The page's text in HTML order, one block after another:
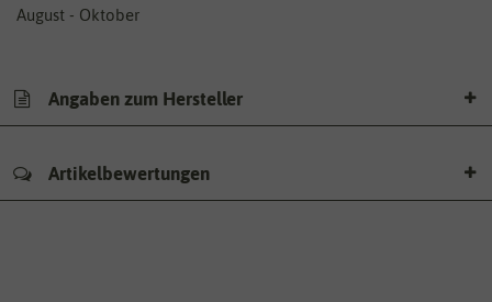
August - Oktober
Angaben zum Hersteller
Artikelbewertungen